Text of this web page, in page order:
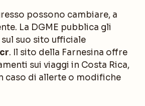
possono cambiare, a
La DGME pubblica gli
suo sito ufficiale
. Il sito della Farnesina offre
sui viaggi in Costa Rica,
caso di allerte o modifiche